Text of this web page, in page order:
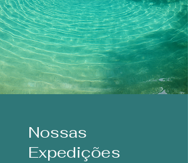
Nossas
Expedições